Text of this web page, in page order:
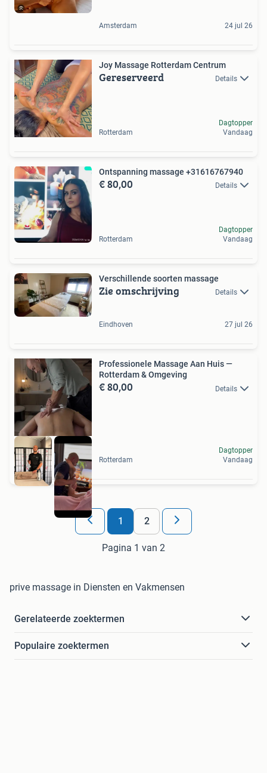
Amsterdam 24 jul 26
Joy Massage Rotterdam Centrum
Gereserveerd Details
Rotterdam
Dagtopper
Vandaag
Ontspanning massage +31616767940
€ 80,00 Details
Rotterdam
Dagtopper
Vandaag
Verschillende soorten massage
Zie omschrijving Details
Eindhoven 27 jul 26
Professionele Massage Aan Huis —
Rotterdam & Omgeving
€ 80,00 Details
Rotterdam
Dagtopper
Vandaag
1 2
Pagina 1 van 2
prive massage in Diensten en Vakmensen
Gerelateerde zoektermen
Populaire zoektermen